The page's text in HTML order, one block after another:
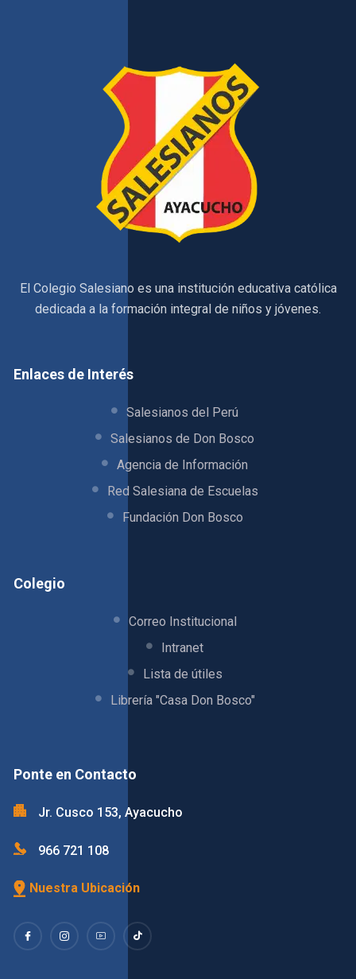
El Colegio Salesiano es una institución educativa católica
dedicada a la formación integral de niños y jóvenes.
Enlaces de Interés
Salesianos del Perú
Salesianos de Don Bosco
Agencia de Información
Red Salesiana de Escuelas
Fundación Don Bosco
Colegio
Correo Institucional
Intranet
Lista de útiles
Librería "Casa Don Bosco"
Ponte en Contacto
Jr. Cusco 153, Ayacucho
966 721 108
Nuestra Ubicación